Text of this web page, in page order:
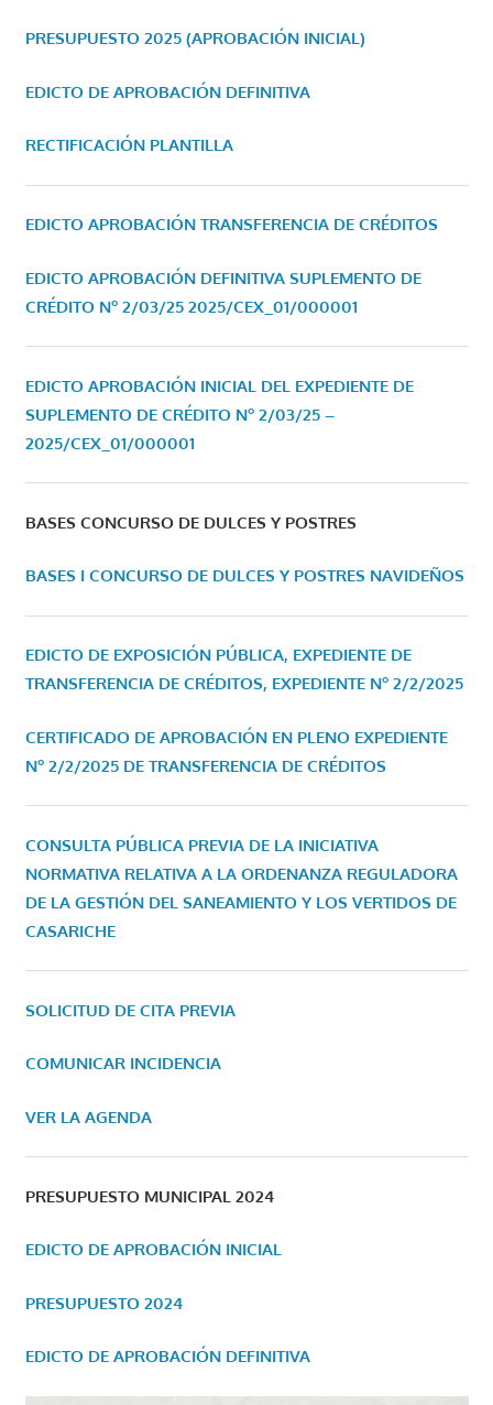
PRESUPUESTO 2025 (APROBACIÓN INICIAL)
EDICTO DE APROBACIÓN DEFINITIVA
RECTIFICACIÓN PLANTILLA
EDICTO APROBACIÓN TRANSFERENCIA DE CRÉDITOS
EDICTO APROBACIÓN DEFINITIVA SUPLEMENTO DE
CRÉDITO Nº 2/03/25 2025/CEX_01/000001
EDICTO APROBACIÓN INICIAL DEL EXPEDIENTE DE
SUPLEMENTO DE CRÉDITO Nº 2/03/25 –
2025/CEX_01/000001
BASES CONCURSO DE DULCES Y POSTRES
BASES I CONCURSO DE DULCES Y POSTRES NAVIDEÑOS
EDICTO DE EXPOSICIÓN PÚBLICA, EXPEDIENTE DE
TRANSFERENCIA DE CRÉDITOS, EXPEDIENTE Nº 2/2/2025
CERTIFICADO DE APROBACIÓN EN PLENO EXPEDIENTE
Nº 2/2/2025 DE TRANSFERENCIA DE CRÉDITOS
CONSULTA PÚBLICA PREVIA DE LA INICIATIVA
NORMATIVA RELATIVA A LA ORDENANZA REGULADORA
DE LA GESTIÓN DEL SANEAMIENTO Y LOS VERTIDOS DE
CASARICHE
SOLICITUD DE CITA PREVIA
COMUNICAR INCIDENCIA
VER LA AGENDA
PRESUPUESTO MUNICIPAL 2024
EDICTO DE APROBACIÓN INICIAL
PRESUPUESTO 2024
EDICTO DE APROBACIÓN DEFINITIVA